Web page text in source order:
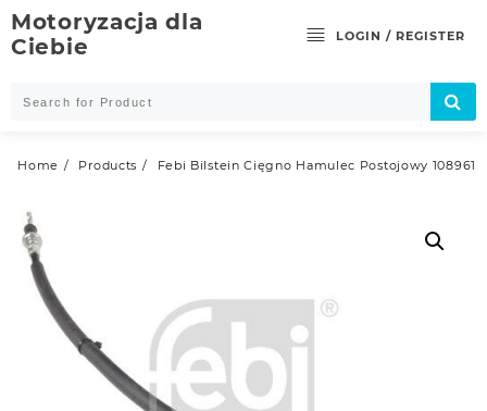
Skip
to
content
Motoryzacja dla
Ciebie
LOGIN / REGISTER
Home Products Febi Bilstein Cięgno Hamulec Postojowy 108961